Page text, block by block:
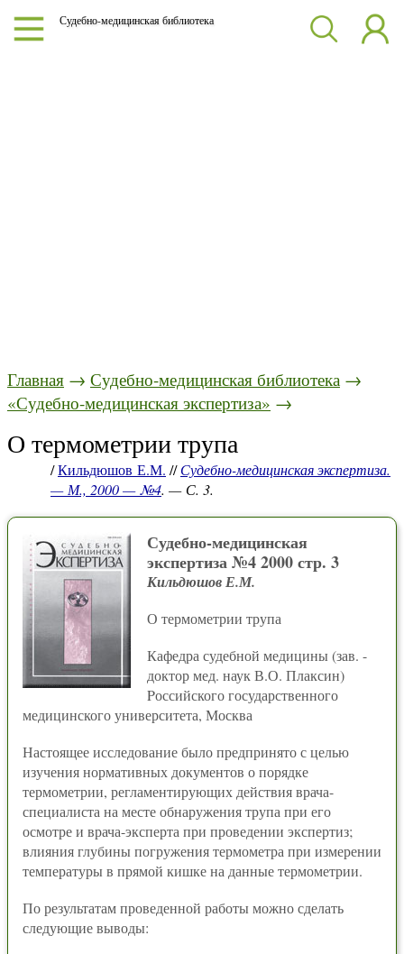
Судебно-медицинская библиотека
Главная → Судебно-медицинская библиотека →
«Судебно-медицинская экспертиза» →
О термометрии трупа
/Кильдюшов Е.М. //Судебно-медицинская экспертиза.
— М., 2000 — №4. — С. 3.
Судебно-медицинская
экспертиза №4 2000 стр. 3
Кильдюшов Е.М.
О термометрии трупа
Кафедра судебной медицины (зав. -
доктор мед. наук В.О. Плаксин)
Pоссийского государственного
медицинского университета, Москва
Настоящее исследование было предпринято с целью
изучения нормативных документов о порядке
термометрии, регламентирующих действия врача-
специалиста на месте обнаружения трупа при его
осмотре и врача-эксперта при проведении экспертиз;
влияния глубины погружения термометра при измерении
температуры в прямой кишке на данные термометрии.
По результатам проведенной работы можно сделать
следующие выводы: